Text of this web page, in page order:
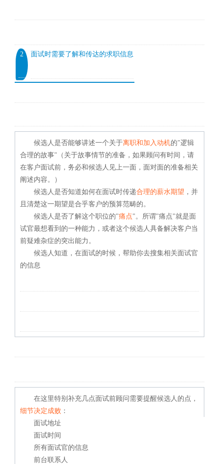
2 面试时需要了解和传达的求职信息
候选人是否能够讲述一个关于离职和加入动机的"逻辑
合理的故事"（ 关于故事情节的准备，如果顾问有时间，请
在客户面试前，务必和候选人见上一面，面对面的准备相关
阐述内容。）
候选人是否知道如何在面试时传递合理的薪水期望 ，并
且清楚这一期望是合乎客户的预算范畴的。
候选人是否了解这个职位的"痛点"。所谓"痛点"就是面
试官最想看到的一种能力，或者这个候选人具备解决客户当
前疑难杂症的突出能力。
候选人知道，在面试的时候，帮助你去搜集相关面试官
的信息
在这里特别补充几点面试前顾问需要提醒候选人的点，
细节决定成败 ：
面试地址
面试时间
所有面试官的信息
前台联系人